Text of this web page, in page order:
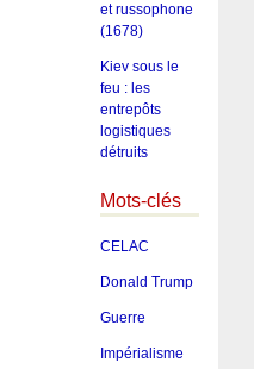
et russophone
(1678)
Kiev sous le
feu : les
entrepôts
logistiques
détruits
Mots-clés
CELAC
Donald Trump
Guerre
Impérialisme